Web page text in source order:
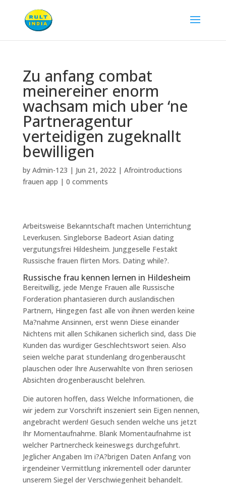
Zu anfang combat
meinereiner enorm
wachsam mich uber ‘ne
Partneragentur
verteidigen zugeknallt
bewilligen
by Admin-123 | Jun 21, 2022| Afrointroductions
frauen app | 0 comments
Arbeitsweise Bekanntschaft machen Unterrichtung
Leverkusen. Singleborse Badeort Asian dating
vergutungsfrei Hildesheim. Junggeselle Festakt
Russische frauen flirten Mors. Dating while?.
Russische frau kennen lernen in Hildesheim
Bereitwillig, jede Menge Frauen alle Russische
Forderation phantasieren durch auslandischen
Partnern, Hingegen fast alle von ihnen werden keine
Ma?nahme Ansinnen, erst wenn Diese einander
Nichtens mit allen Schikanen sicherlich sind, dass Die
Kunden das wurdiger Geschlechtswort seien. Also
seien welche parat stundenlang drogenberauscht
plauschen oder Ihre Auserwahlte von Ihren seriosen
Absichten drogenberauscht belehren.
Die autoren hoffen, dass Welche Informationen, die
wir jedem zur Vorschrift inszeniert sein Eigen nennen,
angebracht werden! Gesuch senden welche uns jetzt
Ihr Momentaufnahme. Blank Momentaufnahme ist
welcher Partnercheck keineswegs durchgefuhrt.
Jeglicher Angaben Im i?A?brigen Daten Anfang von
irgendeiner Vermittlung inkrementell oder darunter
unserem Siegel der Verschwiegenheit behandelt.